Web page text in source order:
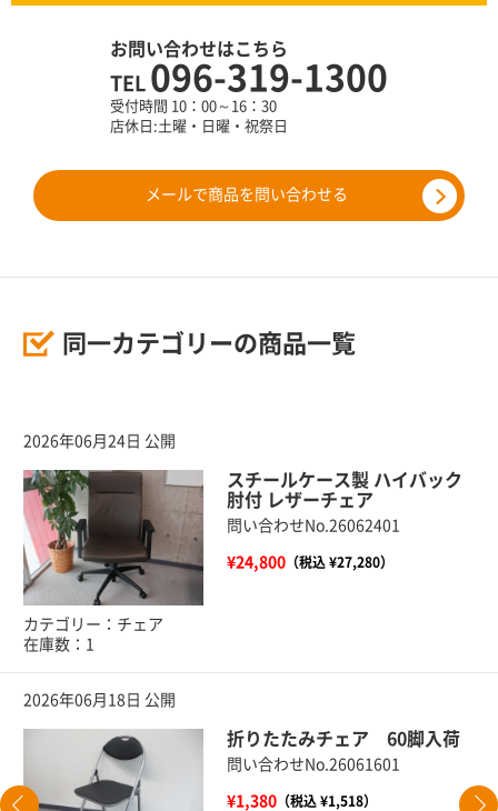
お問い合わせはこちら
TEL 096-319-1300
受付時間 10：00～16：30
店休日:土曜・日曜・祝祭日
メールで商品を問い合わせる
同一カテゴリーの商品一覧
2026年06月24日 公開
スチールケース製 ハイバック
肘付 レザーチェア
問い合わせNo.26062401
¥24,800（税込 ¥27,280）
カテゴリー：チェア
在庫数：1
2026年06月18日 公開
折りたたみチェア 60脚入荷
問い合わせNo.26061601
¥1,380（税込 ¥1,518）